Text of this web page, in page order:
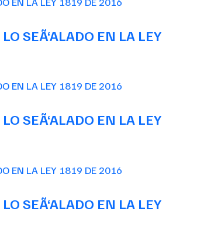
SEÃ‘ALADO EN LA LEY
SEÃ‘ALADO EN LA LEY
SEÃ‘ALADO EN LA LEY